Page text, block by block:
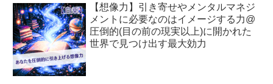
【想像力】引き寄せやメンタルマネジ
メントに必要なのはイメージする力@
圧倒的(目の前の現実以上)に開かれた
世界で見つけ出す最大効力